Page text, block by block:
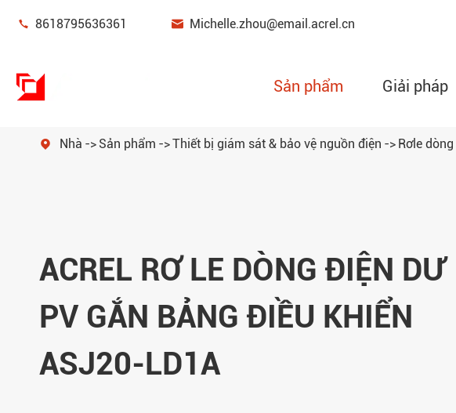
 8618795636361  Michelle.zhou@email.acrel.cn
Sản phẩm
Cổng thông minh
Đồng hồ đo năng lượng mới
Phân phối Điện cách ly
Giải pháp
 Nhà Sản phẩm Thiết bị giám sát & bảo vệ nguồn điện Rơle
ACREL RƠ LE DÒNG ĐIỆN DƯ
PV GẮN BẢNG ĐIỀU KHIỂN
ASJ20-LD1A